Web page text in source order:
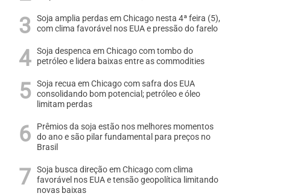
Soja amplia perdas em Chicago nesta 4ª feira (5),
com clima favorável nos EUA e pressão do farelo
Soja despenca em Chicago com tombo do
petróleo e lidera baixas entre as commodities
Soja recua em Chicago com safra dos EUA
consolidando bom potencial; petróleo e óleo
limitam perdas
Prêmios da soja estão nos melhores momentos
do ano e são pilar fundamental para preços no
Brasil
Soja busca direção em Chicago com clima
favorável nos EUA e tensão geopolítica limitando
novas baixas